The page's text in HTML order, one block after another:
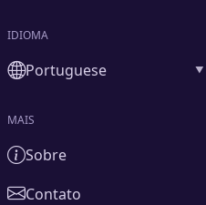
Você Também
IDIOMA
Portuguese
MAIS
Sobre
Contato